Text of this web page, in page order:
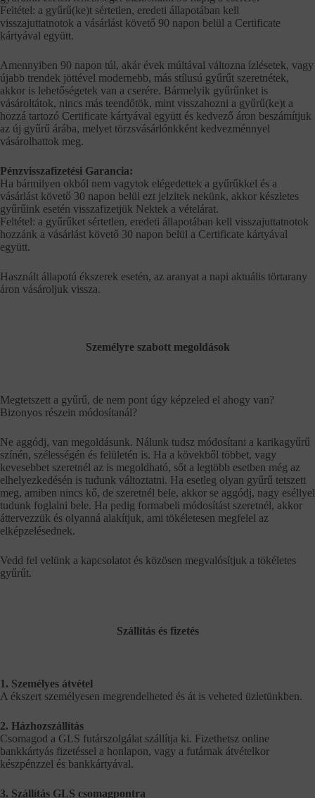
Feltétel: a gyűrű(ke)t sértetlen, eredeti állapotában kell
visszajuttatnotok a vásárlást követő 90 napon belül a Certificate
kártyával együtt.
Amennyiben 90 napon túl, akár évek múltával változna ízlésetek, vagy
újabb trendek jöttével modernebb, más stílusú gyűrűt szeretnétek,
akkor is lehetőségetek van a cserére. Bármelyik gyűrűnket is
vásároltátok, nincs más teendőtök, mint visszahozni a gyűrű(ke)t a
hozzá tartozó Certificate kártyával együtt és kedvező áron beszámítjuk
az új gyűrű árába, melyet törzsvásárlónkként kedvezménnyel
vásárolhattok meg.
Pénzvisszafizetési Garancia:
Ha bármilyen okból nem vagytok elégedettek a gyűrűkkel és a
vásárlást követő 30 napon belül ezt jelzitek nekünk, akkor készletes
gyűrűink esetén visszafizetjük Nektek a vételárat.
Feltétel: a gyűrűket sértetlen, eredeti állapotában kell visszajuttatnotok
hozzánk a vásárlást követő 30 napon belül a Certificate kártyával
együtt.
Használt állapotú ékszerek esetén, az aranyat a napi aktuális törtarany
áron vásároljuk vissza.
Személyre szabott megoldások
Megtetszett a gyűrű, de nem pont úgy képzeled el ahogy van?
Bizonyos részein módosítanál?
Ne aggódj, van megoldásunk. Nálunk tudsz módosítani a karikagyűrű
színén, szélességén és felületén is. Ha a kövekből többet, vagy
kevesebbet szeretnél az is megoldható, sőt a legtöbb esetben még az
elhelyezkedésén is tudunk változtatni. Ha esetleg olyan gyűrű tetszett
meg, amiben nincs kő, de szeretnél bele, akkor se aggódj, nagy eséllyel
tudunk foglalni bele. Ha pedig formabeli módosítást szeretnél, akkor
áttervezzük és olyanná alakítjuk, ami tökéletesen megfelel az
elképzelésednek.
Vedd fel velünk a kapcsolatot és közösen megvalósítjuk a tökéletes
gyűrűt.
Szállítás és fizetés
1. Személyes átvétel
A ékszert személyesen megrendelheted és át is veheted üzletünkben.
2. Házhozszállítás
Csomagod a GLS futárszolgálat szállítja ki. Fizethetsz online
bankkártyás fizetéssel a honlapon, vagy a futárnak átvételkor
készpénzzel és bankkártyával.
3. Szállítás GLS csomagpontra